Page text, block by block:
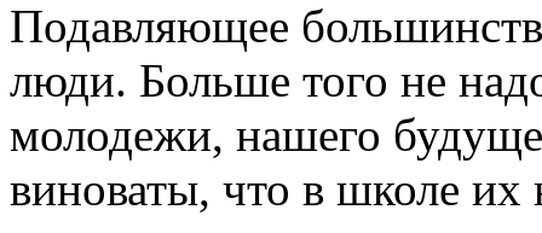
Подавляющее
люди. Больше того не
молодежи, нашего
виноваты, что в школе их